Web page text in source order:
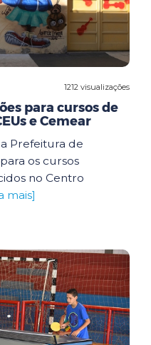
1212 visualizações
para cursos de
e Cemear
Prefeitura de
os cursos
no Centro
mais]